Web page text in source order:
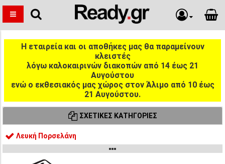
Η εταιρεία και οι αποθήκες μας θα παραμείνουν
κλειστές
λόγω καλοκαιρινών διακοπών από 14 έως 21
Αυγούστου
ενώ ο εκθεσιακός μας χώρος στον Άλιμο από 10 έως
21 Αυγούστου.
ΣΧΕΤΙΚΈΣ ΚΑΤΗΓΟΡΊΕΣ
Λευκή Πορσελάνη